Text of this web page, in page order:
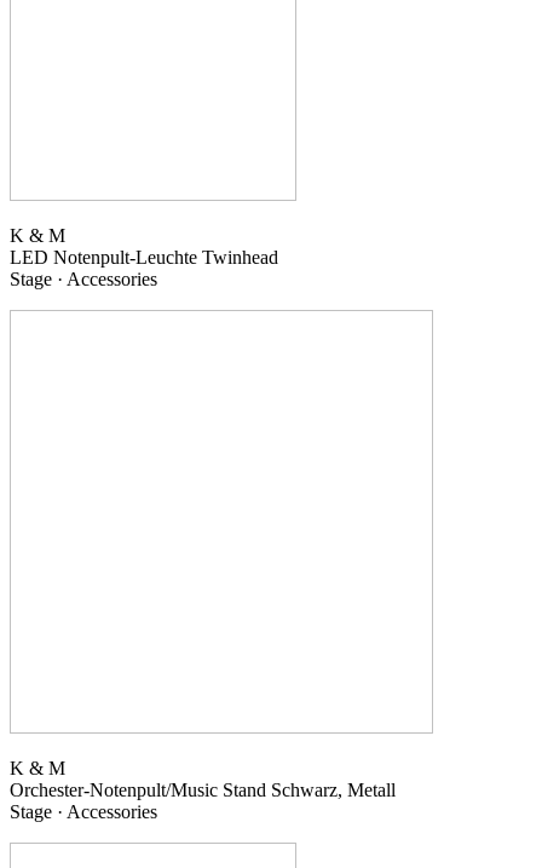
K & M
LED Notenpult-Leuchte Twinhead
Stage · Accessories
K & M
Orchester-Notenpult/Music Stand Schwarz, Metall
Stage · Accessories